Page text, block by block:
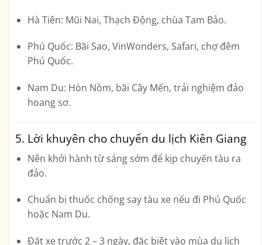
Hà Tiên: Mũi Nai, Thạch Động, chùa Tam Bảo.
Phú Quốc: Bãi Sao, VinWonders, Safari, chợ đêm
Phú Quốc.
Nam Du: Hòn Nồm, bãi Cây Mến, trải nghiệm đảo
hoang sơ.
5. Lời khuyên cho chuyến du lịch Kiên Giang
Nên khởi hành từ sáng sớm để kịp chuyến tàu ra
đảo.
Chuẩn bị thuốc chống say tàu xe nếu đi Phú Quốc
hoặc Nam Du.
Đặt xe trước 2 – 3 ngày, đặc biệt vào mùa du lịch